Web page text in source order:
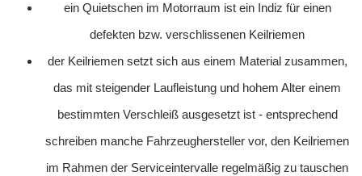
ein Quietschen im Motorraum ist ein Indiz für einen
defekten bzw. verschlissenen Keilriemen
der Keilriemen setzt sich aus einem Material zusammen,
das mit steigender Laufleistung und hohem Alter einem
bestimmten Verschleiß ausgesetzt ist - entsprechend
schreiben manche Fahrzeughersteller vor, den Keilriemen
im Rahmen der Serviceintervalle regelmäßig zu tauschen